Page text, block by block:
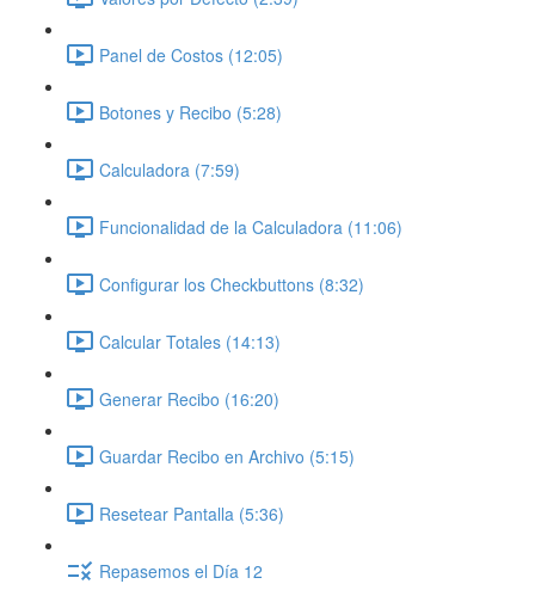
Panel de Costos (12:05)
Botones y Recibo (5:28)
Calculadora (7:59)
Funcionalidad de la Calculadora (11:06)
Configurar los Checkbuttons (8:32)
Calcular Totales (14:13)
Generar Recibo (16:20)
Guardar Recibo en Archivo (5:15)
Resetear Pantalla (5:36)
Repasemos el Día 12